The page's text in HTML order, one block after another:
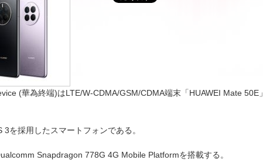
(華為終端)はLTE/W-CDMA/GSM/CDMA端末「HUAWEI Mate 50E」
を採用したスマートフォンである。
Snapdragon 778G 4G Mobile Platformを搭載する。